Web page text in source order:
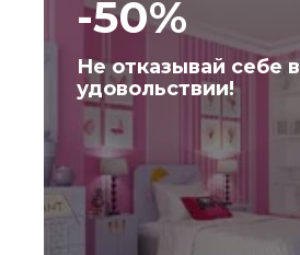
-50%
Не отказывай себе в
удовольствии!